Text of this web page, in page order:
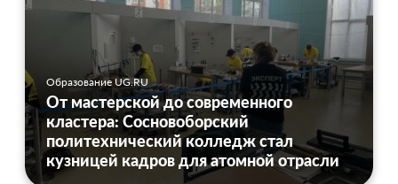
Образование UG.RU
От мастерской до современного
кластера: Сосновоборский
политехнический колледж стал
кузницей кадров для атомной отрасли